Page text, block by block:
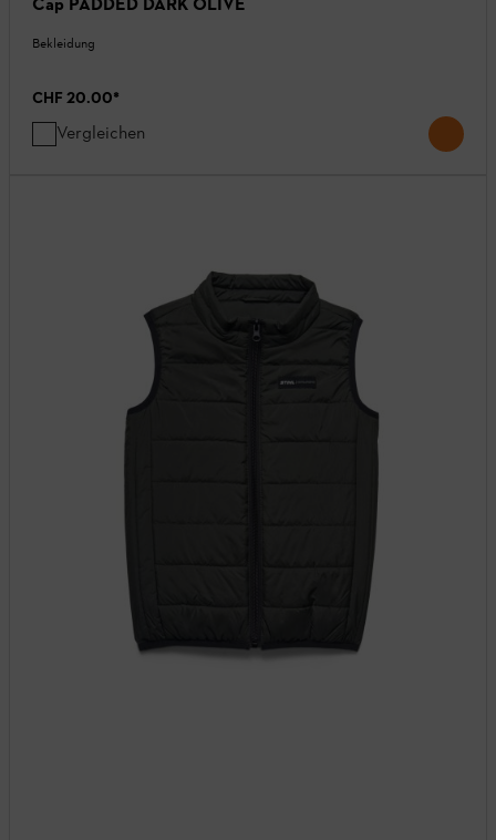
Cap PADDED DARK OLIVE
Bekleidung
CHF 20.00*
Vergleichen